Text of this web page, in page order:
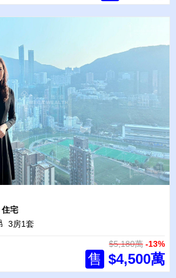
住宅
3房1套
$5,180萬 -13%
售 $4,500萬